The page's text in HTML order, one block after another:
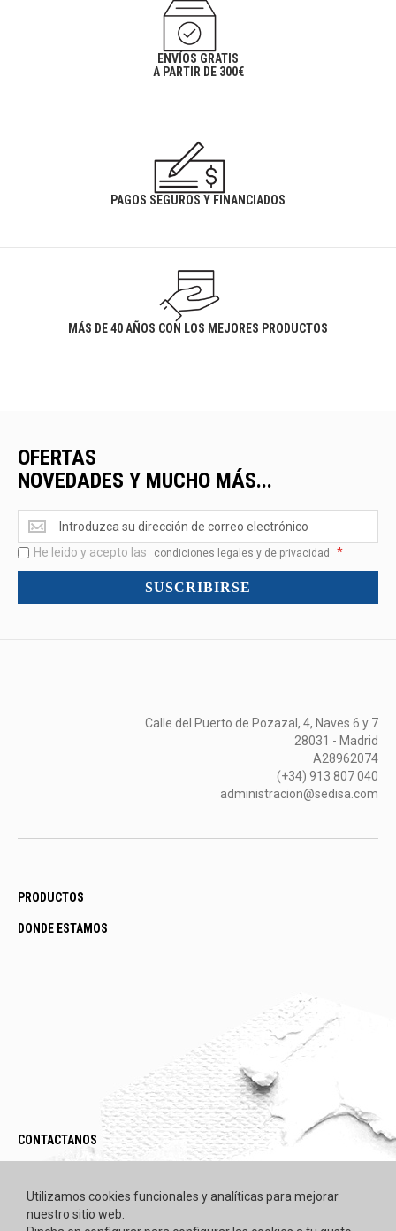
ENVÍOS GRATIS
A PARTIR DE 300€
PAGOS SEGUROS Y FINANCIADOS
MÁS DE 40 AÑOS CON LOS MEJORES PRODUCTOS
OFERTAS
NOVEDADES Y MUCHO MÁS...
Ofertas
<br>Novedades
y
mucho
He leido y acepto las condiciones legales y de privacidad *
SUSCRIBIRSE
Calle del Puerto de Pozazal, 4, Naves 6 y 7
28031 - Madrid
A28962074
(+34) 913 807 040
administracion@sedisa.com
PRODUCTOS
DONDE ESTAMOS
CONTACTANOS
Utilizamos cookies funcionales y analíticas para mejorar
nuestro sitio web.